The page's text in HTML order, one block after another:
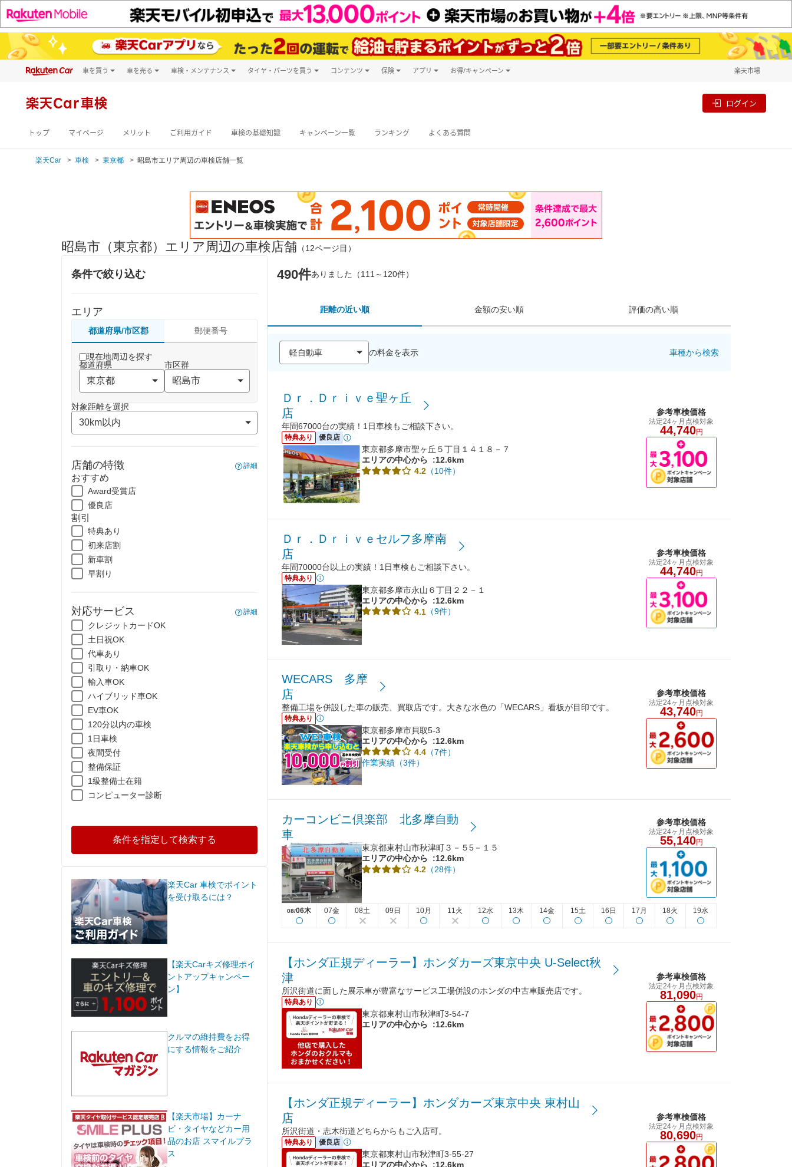
車を買う
新車
車を売る 車検・メンテナンス タイヤ・パーツを買う コンテンツ 保険 アプリ お得/キャンペーン 楽天市場
楽天Car車検 ログイン
トップ マイページ メリット ご利用ガイド 車検の基礎知識 キャンペーン一覧 ランキング よくある質問
楽天Car 車検 東京都 昭島市エリア周辺の車検店舗一覧
昭島市（東京都）エリア周辺の車検店舗 （12ページ目）
条件で絞り込む
エリア
都道府県/市区郡 郵便番号
現在地周辺を探す
都道府県
市区群
対象距離を選択
店舗の特徴 詳細
おすすめ
Award受賞店
優良店
割引
特典あり
初来店割
新車割
早割り
対応サービス 詳細
クレジットカードOK
土日祝OK
代車あり
引取り・納車OK
輸入車OK
ハイブリッド車OK
EV車OK
120分以内の車検
1日車検
夜間受付
整備保証
1級整備士在籍
コンピューター診断
条件を指定して検索する
楽天Car 車検でポイント
を受け取るには？
【楽天Carキズ修理ポイ
ントアップキャンペー
ン】
クルマの維持費をお得
にする情報をご紹介
【楽天市場】カーナ
ビ・タイヤなどカー用
品のお店 スマイルプラ
ス
490件ありました（111～120件）
距離の近い順 金額の安い順 評価の高い順
の料金を表示 車種から検索
Ｄｒ．Ｄｒｉｖｅ聖ヶ丘
店
年間67000台の実績！1日車検もご相談下さい。
特典あり 優良店
東京都多摩市聖ヶ丘５丁目１４１８－７
エリアの中心から
:12.6km
4.2 （10件）
参考車検価格
法定24ヶ月点検対象
44,740円
Ｄｒ．Ｄｒｉｖｅセルフ多摩南
店
年間70000台以上の実績！1日車検もご相談下さい。
特典あり
東京都多摩市永山６丁目２２－１
エリアの中心から
:12.6km
4.1 （9件）
参考車検価格
法定24ヶ月点検対象
44,740円
WECARS 多摩
店
整備工場を併設した車の販売、買取店です。大きな水色の「WECARS」看板が目印です。
特典あり
東京都多摩市貝取5-3
エリアの中心から
:12.6km
4.4 （7件）
作業実績（3件）
参考車検価格
法定24ヶ月点検対象
43,740円
カーコンビニ倶楽部 北多摩自動
車
東京都東村山市秋津町３－５5－１５
エリアの中心から
:12.6km
4.2 （28件）
参考車検価格
法定24ヶ月点検対象
55,140円
08/06木 07金 08土 09日 10月 11火 12水 13木 14金 15土 16日 17月 18火 19水
【ホンダ正規ディーラー】ホンダカーズ東京中央 U-Select秋
津
所沢街道に面した展示車が豊富なサービス工場併設のホンダの中古車販売店です。
特典あり
東京都東村山市秋津町3-54-7
エリアの中心から
:12.6km
参考車検価格
法定24ヶ月点検対象
81,090円
【ホンダ正規ディーラー】ホンダカーズ東京中央 東村山
店
所沢街道・志木街道どちらからもご入店可。
特典あり 優良店
東京都東村山市秋津町3-55-27
エリアの中心から
:12.6km
参考車検価格
法定24ヶ月点検対象
80,690円